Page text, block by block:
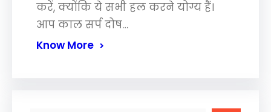
करें, क्योंकि ये सभी हल करने योग्य हैं।
आप काल सर्प दोष…
Know More